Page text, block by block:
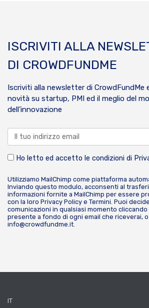
ISCRIVITI ALLA
DI CROWDFUNDME
Iscriviti alla newsletter di CrowdFundMe
novità su startup, PMI ed il meglio del
dell’innovazione
Ho letto ed accetto le condizioni di
Utilizziamo MailChimp come piattaforma
Inviando questo modulo, acconsenti al
informazioni fornite a MailChimp per essere
con la loro Privacy Policy e Termini. Puoi
comunicazioni in qualsiasi momento
presente a fondo di ogni email che riceverai,
info@crowdfundme.it.
IT